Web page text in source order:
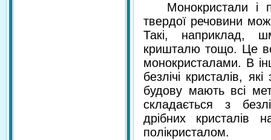
Монокристали і
твердої речовини
Такі, наприклад,
кришталю тощо. Це
монокристалами. В
безлічі кристалів,
будову мають всі
складається з
дрібних кристалів
полікристалом.